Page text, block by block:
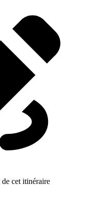
de cet itinéraire